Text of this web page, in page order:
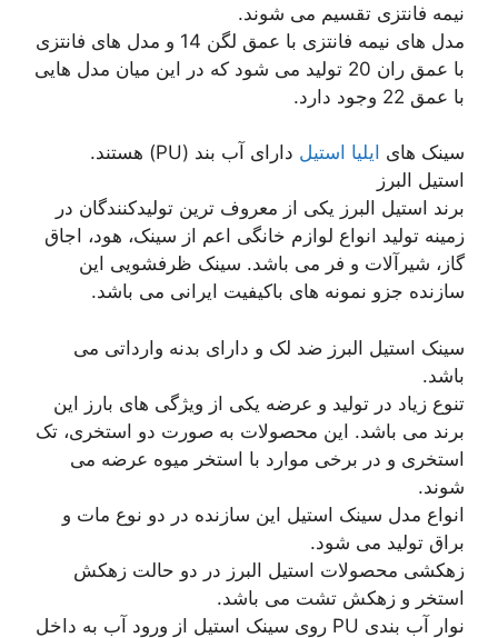
نیمه فانتزی تقسیم می شوند.
مدل های نیمه فانتزی با عمق لگن 14 و مدل های فانتزی
با عمق ران 20 تولید می شود که در این میان مدل هایی
با عمق 22 وجود دارد.
سینک های ایلیا استیل دارای آب بند (PU) هستند.
استیل البرز
برند استیل البرز یکی از معروف ترین تولیدکنندگان در
زمینه تولید انواع لوازم خانگی اعم از سینک، هود، اجاق
گاز، شیرآلات و فر می باشد. سینک ظرفشویی این
سازنده جزو نمونه های باکیفیت ایرانی می باشد.
سینک استیل البرز ضد لک و دارای بدنه وارداتی می
باشد.
تنوع زیاد در تولید و عرضه یکی از ویژگی های بارز این
برند می باشد. این محصولات به صورت دو استخری، تک
استخری و در برخی موارد با استخر میوه عرضه می
شوند.
انواع مدل سینک استیل این سازنده در دو نوع مات و
براق تولید می شود.
زهکشی محصولات استیل البرز در دو حالت زهکش
استخر و زهکش تشت می باشد.
نوار آب بندی PU روی سینک استیل از ورود آب به داخل